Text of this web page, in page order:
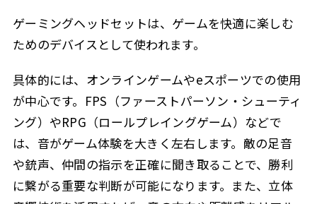
ゲーミングヘッドセットは、ゲームを快適に楽しむ
ためのデバイスとして使われます。
具体的には、オンラインゲームやeスポーツでの使用
が中心です。FPS（ファーストパーソン・シューティ
ング）やRPG（ロールプレイングゲーム）などで
は、音がゲーム体験を大きく左右します。敵の足音
や銃声、仲間の指示を正確に聞き取ることで、勝利
に繋がる重要な判断が可能になります。また、立体